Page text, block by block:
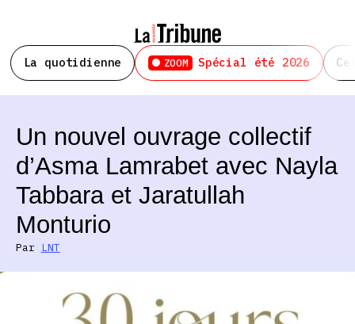
La quotidienne ZOOM Spécial été 2026
Un nouvel ouvrage collectif
d’Asma Lamrabet avec Nayla
Tabbara et Jaratullah
Monturio
Par LNT